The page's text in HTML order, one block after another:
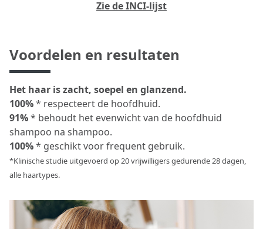
Zie de INCI-lijst
Voordelen en resultaten
Het haar is zacht, soepel en glanzend.
100%* respecteert de hoofdhuid.
91%* behoudt het evenwicht van de hoofdhuid
shampoo na shampoo.
100%* geschikt voor frequent gebruik.
*Klinische studie uitgevoerd op 20 vrijwilligers gedurende 28 dagen,
alle haartypes.